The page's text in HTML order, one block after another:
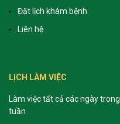
Đặt lịch khám bệnh
Liên hệ
LỊCH LÀM VIỆC
Làm việc tất cả các ngày trong
tuần